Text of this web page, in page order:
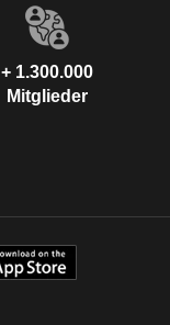
+ 1.300.000
Mitglieder